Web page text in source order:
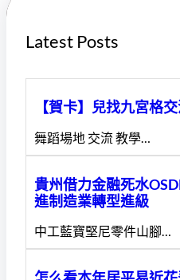
Latest Posts
【賀卡】兒找九宮格
舞蹈場地 交流 教學…
貴州借力金融死水
進制造業轉型進級
中工藍寶堅尼零件山腳…